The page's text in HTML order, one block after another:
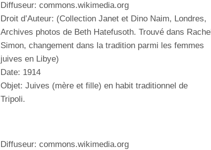
Diffuseur: commons.wikimedia.org
Droit d’Auteur: (Collection Janet et Dino Naim, Londres,
Archives photos de Beth Hatefusoth.Trouvé dans Rachel
Simon, changement dans la tradition parmi les femmes
juives en Libye)
Date: 1914
Objet:Juives (mère et fille) en habit traditionnel de
Tripoli.
Diffuseur: commons.wikimedia.org